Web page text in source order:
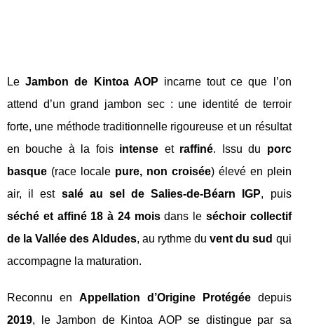
LeJambon de Kintoa AOP incarne tout ce que l’on
attend d’un grand jambon sec : une identité de terroir
forte, une méthode traditionnelle rigoureuse et un résultat
en bouche à la fois intense et raffiné. Issu du porc
basque (race locale pure, non croisée) élevé en plein
air, il est salé au sel de Salies-de-Béarn IGP, puis
séché et affiné 18 à 24 moisdans le séchoir collectif
de la Vallée des Aldudes, au rythme duvent du sud qui
accompagne la maturation.
Reconnu en Appellation d’Origine Protégéedepuis
2019, le Jambon de Kintoa AOP se distingue par sa